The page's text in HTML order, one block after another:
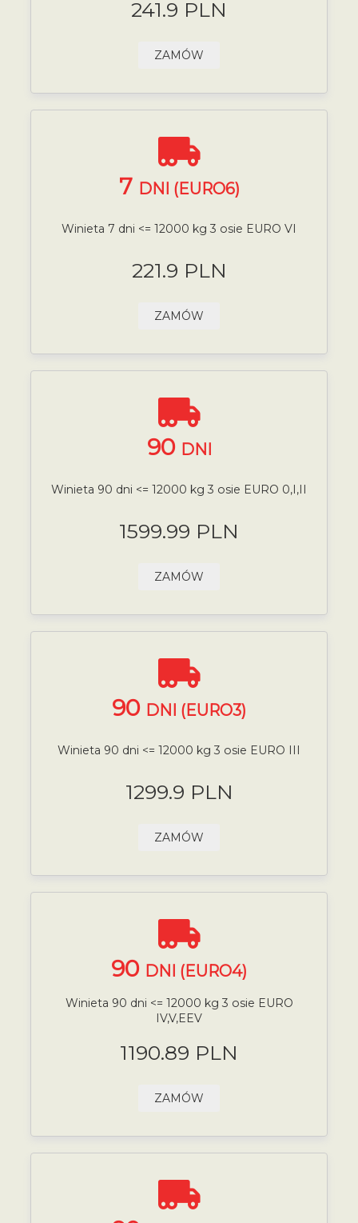
241.9 PLN
ZAMÓW
7 DNI (EURO6)
Winieta 7 dni <= 12000 kg 3 osie EURO VI
221.9 PLN
ZAMÓW
90 DNI
Winieta 90 dni <= 12000 kg 3 osie EURO 0,I,II
1599.99 PLN
ZAMÓW
90 DNI (EURO3)
Winieta 90 dni <= 12000 kg 3 osie EURO III
1299.9 PLN
ZAMÓW
90 DNI (EURO4)
Winieta 90 dni <= 12000 kg 3 osie EURO
IV,V,EEV
1190.89 PLN
ZAMÓW